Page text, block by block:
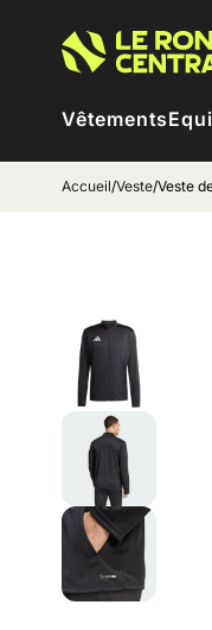
Vêtements
Accueil/Veste/Veste